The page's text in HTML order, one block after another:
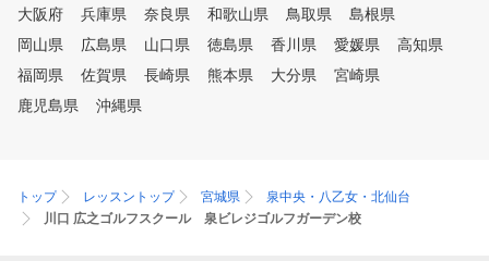
だけます。 また、はじめての
方を対象にしたコースデビュー
会も開催しています。 ●POINT
５ お好きな時間にいつでも受
講 レッスンはお客様のご都合
続けて頂くことができます。ま
た、各種ゴルフ用品も無料貸し
大阪府
兵庫県 奈良県 和歌山県 鳥取県
島根県
岡山県
広島県 山口県 徳島県 香川県 愛媛県
高知県
福岡県
佐賀県 長崎県 熊本県 大分県
宮崎県
鹿児島県
沖縄県
トップ レッスントップ 宮城県
泉中央・八乙女・北仙台
川口 広之ゴルフスクール 泉ビレジゴルフガーデン校